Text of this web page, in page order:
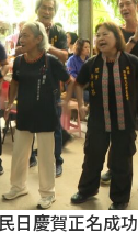
日慶賀正名成功